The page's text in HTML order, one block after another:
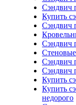
Сэндвич
Купить
Сэндвич
Сэндвич
Сэндвич
Сэндвич
Купить
Купить
недорого